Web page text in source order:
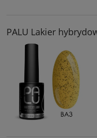
PALU Lakier